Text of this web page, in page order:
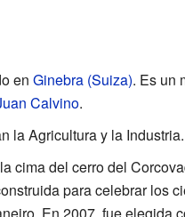
en Ginebra (Suiza). Es un
Calvino.
la Agricultura y la Industria.
cima del cerro del
para celebrar los